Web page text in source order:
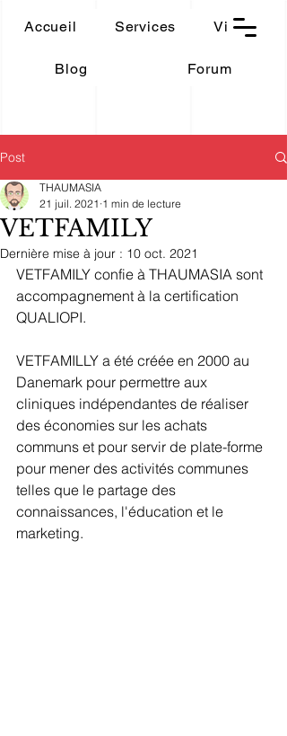
THAUMASIA
Accueil Services Vidéos
Blog Forum
Post
VETFAMILY
THAUMASIA
21 juil. 2021 1 min de lecture
Dernière mise à jour : 10 oct. 2021
VETFAMILY confie à THAUMASIA sont
accompagnement à la certification
QUALIOPI.
VETFAMILLY a été créée en 2000 au
Danemark pour permettre aux
cliniques indépendantes de réaliser
des économies sur les achats
communs et pour servir de plate-forme
pour mener des activités communes
telles que le partage des
connaissances, l'éducation et le
marketing.